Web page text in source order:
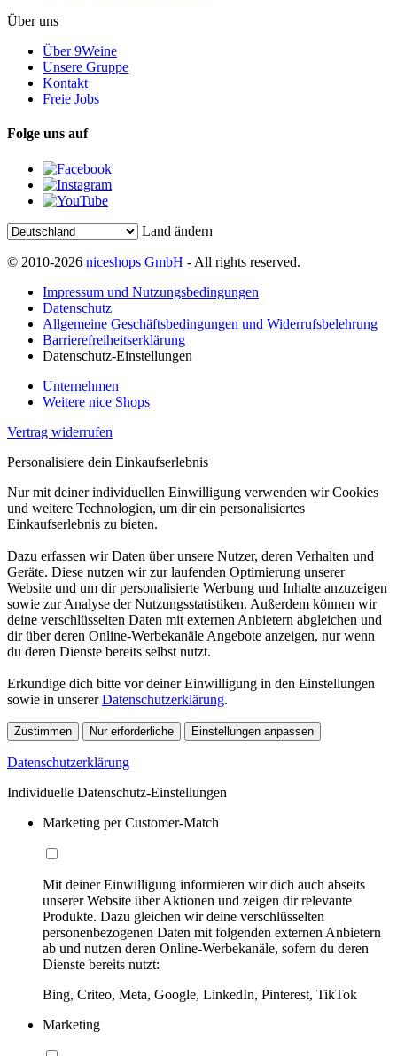
Über uns
Über 9Weine
Unsere Gruppe
Kontakt
Freie Jobs
Folge uns auf
Land ändern
© 2010-2026 niceshops GmbH - All rights reserved.
Impressum und Nutzungsbedingungen
Datenschutz
Allgemeine Geschäftsbedingungen und Widerrufsbelehrung
Barrierefreiheitserklärung
Datenschutz-Einstellungen
Unternehmen
Weitere nice Shops
Vertrag widerrufen
Personalisiere dein Einkaufserlebnis
Nur mit deiner individuellen Einwilligung verwenden wir Cookies
und weitere Technologien, um dir ein personalisiertes
Einkaufserlebnis zu bieten.
Dazu erfassen wir Daten über unsere Nutzer, deren Verhalten und
Geräte. Diese nutzen wir zur laufenden Optimierung unserer
Website und um dir personalisierte Werbung und Inhalte anzuzeigen
sowie zur Analyse der Nutzungsstatistiken. Außerdem können wir
deine verschlüsselten Daten mit externen Anbietern abgleichen und
dir über deren Online-Werbekanäle Angebote anzeigen, nur wenn
du deren Dienste bereits selbst nutzt.
Erkundige dich bitte vor deiner Einwilligung in den Einstellungen
sowie in unsererDatenschutzerklärung.
Zustimmen Nur erforderliche Einstellungen anpassen
Datenschutzerklärung
Individuelle Datenschutz-Einstellungen
Marketing per Customer-Match
Mit deiner Einwilligung informieren wir dich auch abseits
unserer Website über Aktionen und zeigen dir relevante
Produkte. Dazu gleichen wir deine verschlüsselten
personenbezogenen Daten mit folgenden externen Anbietern
ab und nutzen deren Online-Werbekanäle, sofern du deren
Dienste bereits nutzt:
Bing, Criteo, Meta, Google, LinkedIn, Pinterest, TikTok
Marketing